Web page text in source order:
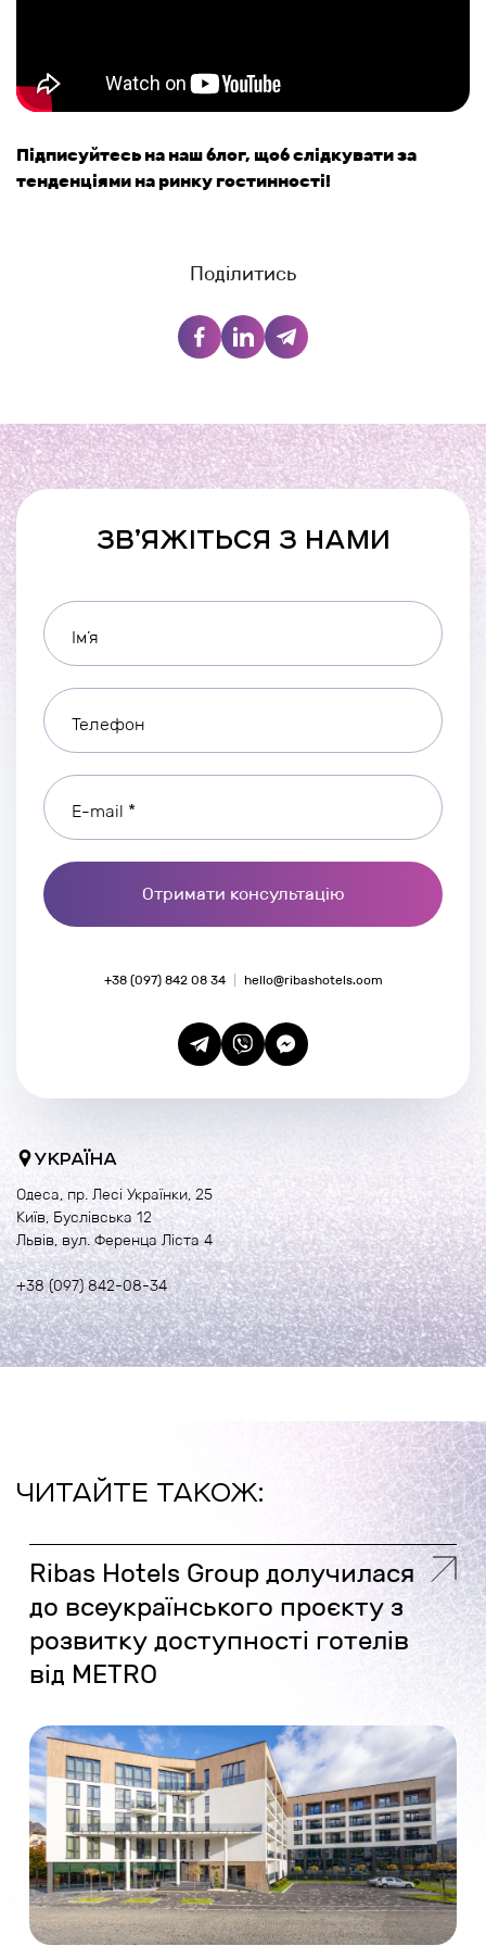
Підписуйтесь на наш блог, щоб слідкувати за
тенденціями на ринку гостинності!
Поділитись
ЗВ’ЯЖІТЬСЯ З НАМИ
Ім’я
Телефон
E-mail *
Отримати консультацію
+38 (097) 842 08 34 hello@ribashotels.com
УКРАЇНА
Одеса, пр. Лесі Українки, 25
Київ, Буслівська 12
Львів, вул. Ференца Ліста 4
+38 (097) 842-08-34
ЧИТАЙТЕ ТАКОЖ:
Ribas Hotels Group долучилася
до всеукраїнського проєкту з
розвитку доступності готелів
від METRO